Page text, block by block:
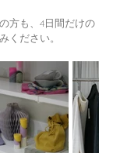
方も、4日間だけの
ください。